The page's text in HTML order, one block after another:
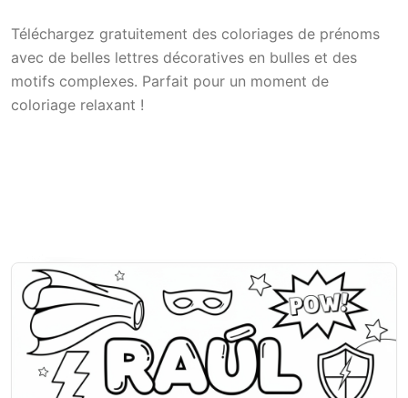
Téléchargez gratuitement des coloriages de prénoms
avec de belles lettres décoratives en bulles et des
motifs complexes. Parfait pour un moment de
coloriage relaxant !